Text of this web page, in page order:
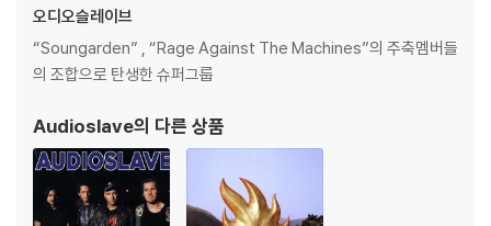
불량으로 인한 반품/교환이 가능합니다
※ 컬러 디스크
다.
1) 컬러 디스크는 웹 이미지와 실제 색상이 차이가 날 수 있습니다.
2) 컬러 디스크의 특성상 제작 공정시 앨범마다 색상 차이가 나는 경우도
있습니다.
오디오슬레이브
“Soungarden” , “Rage Against The Machines”의 주축멤버들
의 조합으로 탄생한 슈퍼그룹
Audioslave의 다른 상품